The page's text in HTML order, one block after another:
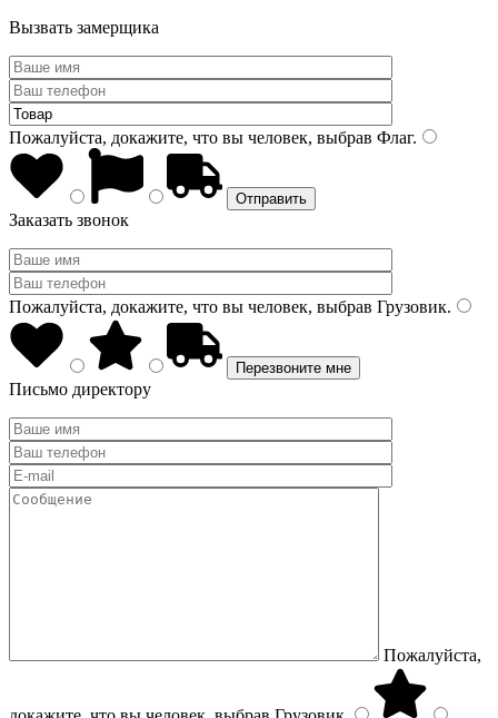
Вызвать замерщика
Пожалуйста, докажите, что вы человек, выбрав Флаг.
Заказать звонок
Пожалуйста, докажите, что вы человек, выбрав Грузовик.
Письмо директору
Пожалуйста,